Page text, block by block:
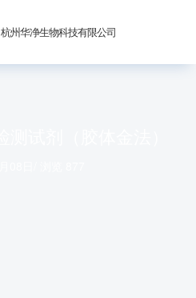
杭州华净生物科技有限公司